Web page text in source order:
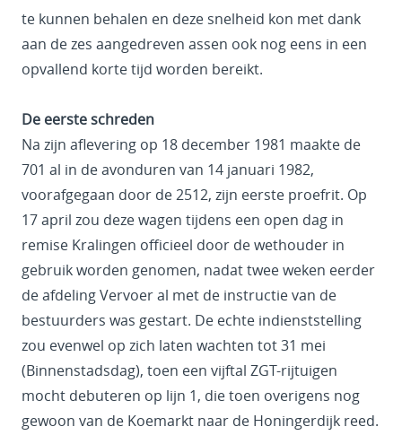
te kunnen behalen en deze snelheid kon met dank
aan de zes aangedreven assen ook nog eens in een
opvallend korte tijd worden bereikt.
De eerste schreden
Na zijn aflevering op 18 december 1981 maakte de
701 al in de avonduren van 14 januari 1982,
voorafgegaan door de 2512, zijn eerste proefrit. Op
17 april zou deze wagen tijdens een open dag in
remise Kralingen officieel door de wethouder in
gebruik worden genomen, nadat twee weken eerder
de afdeling Vervoer al met de instructie van de
bestuurders was gestart. De echte indienststelling
zou evenwel op zich laten wachten tot 31 mei
(Binnenstadsdag), toen een vijftal ZGT-rijtuigen
mocht debuteren op lijn 1, die toen overigens nog
gewoon van de Koemarkt naar de Honingerdijk reed.